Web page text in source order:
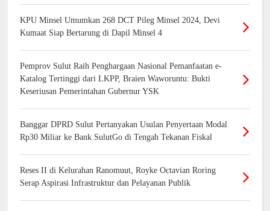
KPU Minsel Umumkan 268 DCT Pileg Minsel 2024, Devi
Kumaat Siap Bertarung di Dapil Minsel 4
Pemprov Sulut Raih Penghargaan Nasional Pemanfaatan e-
Katalog Tertinggi dari LKPP, Braien Waworuntu: Bukti
Keseriusan Pemerintahan Gubernur YSK
Banggar DPRD Sulut Pertanyakan Usulan Penyertaan Modal
Rp30 Miliar ke Bank SulutGo di Tengah Tekanan Fiskal
Reses II di Kelurahan Ranomuut, Royke Octavian Roring
Serap Aspirasi Infrastruktur dan Pelayanan Publik